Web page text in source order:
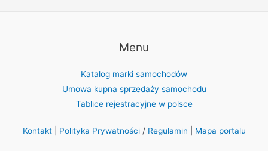
Menu
Katalog marki samochodów
Umowa kupna sprzedaży samochodu
Tablice rejestracyjne w polsce
Kontakt| Polityka Prywatności/ Regulamin Mapa portalu